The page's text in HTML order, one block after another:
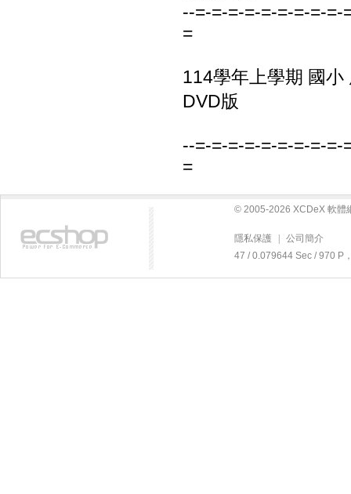
--=-=-=-=-=-=-=-=-=-
=
114學年上學期 國
DVD版
--=-=-=-=-=-=-=-=-=-
=
© 2005-2026 XCDeX 軟體
隱私保護
公司簡介
47 / 0.079644 Sec / 970 P